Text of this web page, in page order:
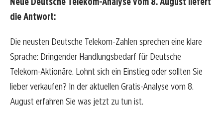
die Antwort:
Die neusten Deutsche Telekom-Zahlen sprechen eine klare
Sprache: Dringender Handlungsbedarf für Deutsche
Telekom-Aktionäre. Lohnt sich ein Einstieg oder sollten Sie
lieber verkaufen? In der aktuellen Gratis-Analyse vom 8.
August erfahren Sie was jetzt zu tun ist.